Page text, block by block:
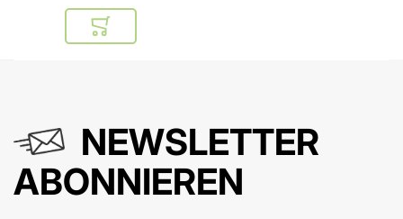
In den Warenkorb
NEWSLETTER
ABONNIEREN